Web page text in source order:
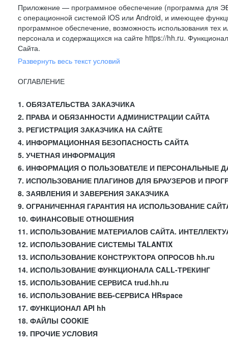
Приложение — программное обеспечение (программа для
с операционной системой iOS или Android, и имеющее
программное обеспечение, возможность использования
персонала и содержащихся на сайте https://hh.ru.
Сайта.
Развернуть весь текст условий
ОГЛАВЛЕНИЕ
1. ОБЯЗАТЕЛЬСТВА ЗАКАЗЧИКА
2. ПРАВА И ОБЯЗАННОСТИ АДМИНИСТРАЦИИ САЙТА
3. РЕГИСТРАЦИЯ ЗАКАЗЧИКА НА САЙТЕ
4. ИНФОРМАЦИОННАЯ БЕЗОПАСНОСТЬ САЙТА
5. УЧЕТНАЯ ИНФОРМАЦИЯ
6. ИНФОРМАЦИЯ О ПОЛЬЗОВАТЕЛЕ И ПЕРСОНАЛЬНЫЕ
7. ИСПОЛЬЗОВАНИЕ ПЛАГИНОВ ДЛЯ БРАУЗЕРОВ И
8. ЗАЯВЛЕНИЯ И ЗАВЕРЕНИЯ ЗАКАЗЧИКА
9. ОГРАНИЧЕННАЯ ГАРАНТИЯ НА ИСПОЛЬЗОВАНИЕ
10. ФИНАНСОВЫЕ ОТНОШЕНИЯ
11. ИСПОЛЬЗОВАНИЕ МАТЕРИАЛОВ САЙТА.
12. ИСПОЛЬЗОВАНИЕ СИСТЕМЫ TALANTIX
13. ИСПОЛЬЗОВАНИЕ КОНСТРУКТОРА ОПРОСОВ hh.ru
14. ИСПОЛЬЗОВАНИЕ ФУНКЦИОНАЛА CALL-ТРЕКИНГ
15. ИСПОЛЬЗОВАНИЕ СЕРВИСА trud.hh.ru
16. ИСПОЛЬЗОВАНИЕ ВЕБ-СЕРВИСА HRspace
17. ФУНКЦИОНАЛ API hh
18. ФАЙЛЫ COOKIE
19. ПРОЧИЕ УСЛОВИЯ